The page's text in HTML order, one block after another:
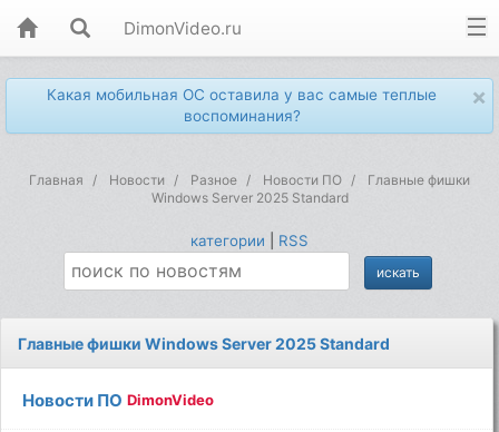
DimonVideo.ru
×
Какая мобильная ОС оставила у вас самые теплые
воспоминания?
Главная Новости Разное Новости ПО
Главные фишки
Windows Server 2025 Standard
категории RSS
Главные фишки Windows Server 2025 Standard
Новости ПО DimonVideo